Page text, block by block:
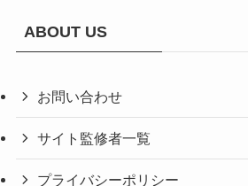
ABOUT US
お問い合わせ
サイト監修者一覧
プライバシーポリシー